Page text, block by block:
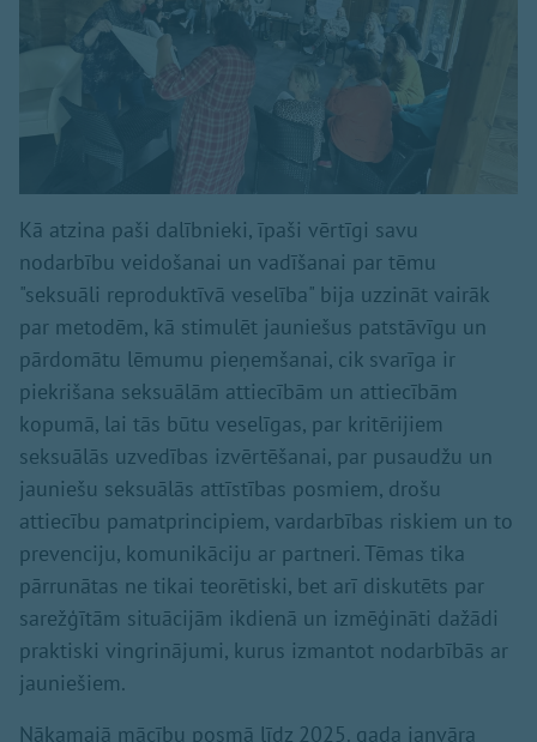
Kā atzina paši dalībnieki, īpaši vērtīgi savu
nodarbību veidošanai un vadīšanai par tēmu
"seksuāli reproduktīvā veselība" bija uzzināt vairāk
par metodēm, kā stimulēt jauniešus patstāvīgu un
pārdomātu lēmumu pieņemšanai, cik svarīga ir
piekrišana seksuālām attiecībām un attiecībām
kopumā, lai tās būtu veselīgas, par kritērijiem
seksuālās uzvedības izvērtēšanai, par pusaudžu un
jauniešu seksuālās attīstības posmiem, drošu
attiecību pamatprincipiem, vardarbības riskiem un to
prevenciju, komunikāciju ar partneri. Tēmas tika
pārrunātas ne tikai teorētiski, bet arī diskutēts par
sarežģītām situācijām ikdienā un izmēģināti dažādi
praktiski vingrinājumi, kurus izmantot nodarbībās ar
jauniešiem.
Nākamajā mācību posmā līdz 2025. gada janvāra